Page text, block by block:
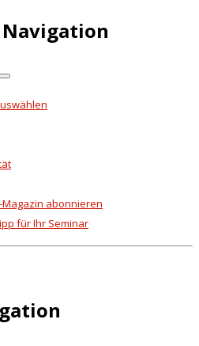
Magazin abonnieren
für Ihr Seminar